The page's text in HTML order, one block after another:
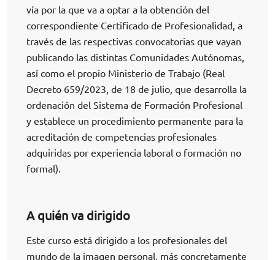
vía por la que va a optar a la obtención del
correspondiente Certificado de Profesionalidad, a
través de las respectivas convocatorias que vayan
publicando las distintas Comunidades Autónomas,
así como el propio Ministerio de Trabajo (Real
Decreto 659/2023, de 18 de julio, que desarrolla la
ordenación del Sistema de Formación Profesional
y establece un procedimiento permanente para la
acreditación de competencias profesionales
adquiridas por experiencia laboral o formación no
formal).
A quién va dirigido
Este curso está dirigido a los profesionales del
mundo de la imagen personal, más concretamente